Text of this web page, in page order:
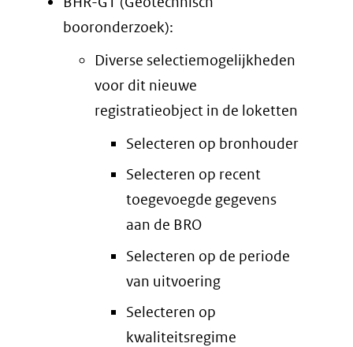
booronderzoek):
Diverse selectiemogelijkheden
voor dit nieuwe
registratieobject in de loketten
Selecteren op bronhouder
Selecteren op recent
toegevoegde gegevens
aan de BRO
Selecteren op de periode
van uitvoering
Selecteren op
kwaliteitsregime